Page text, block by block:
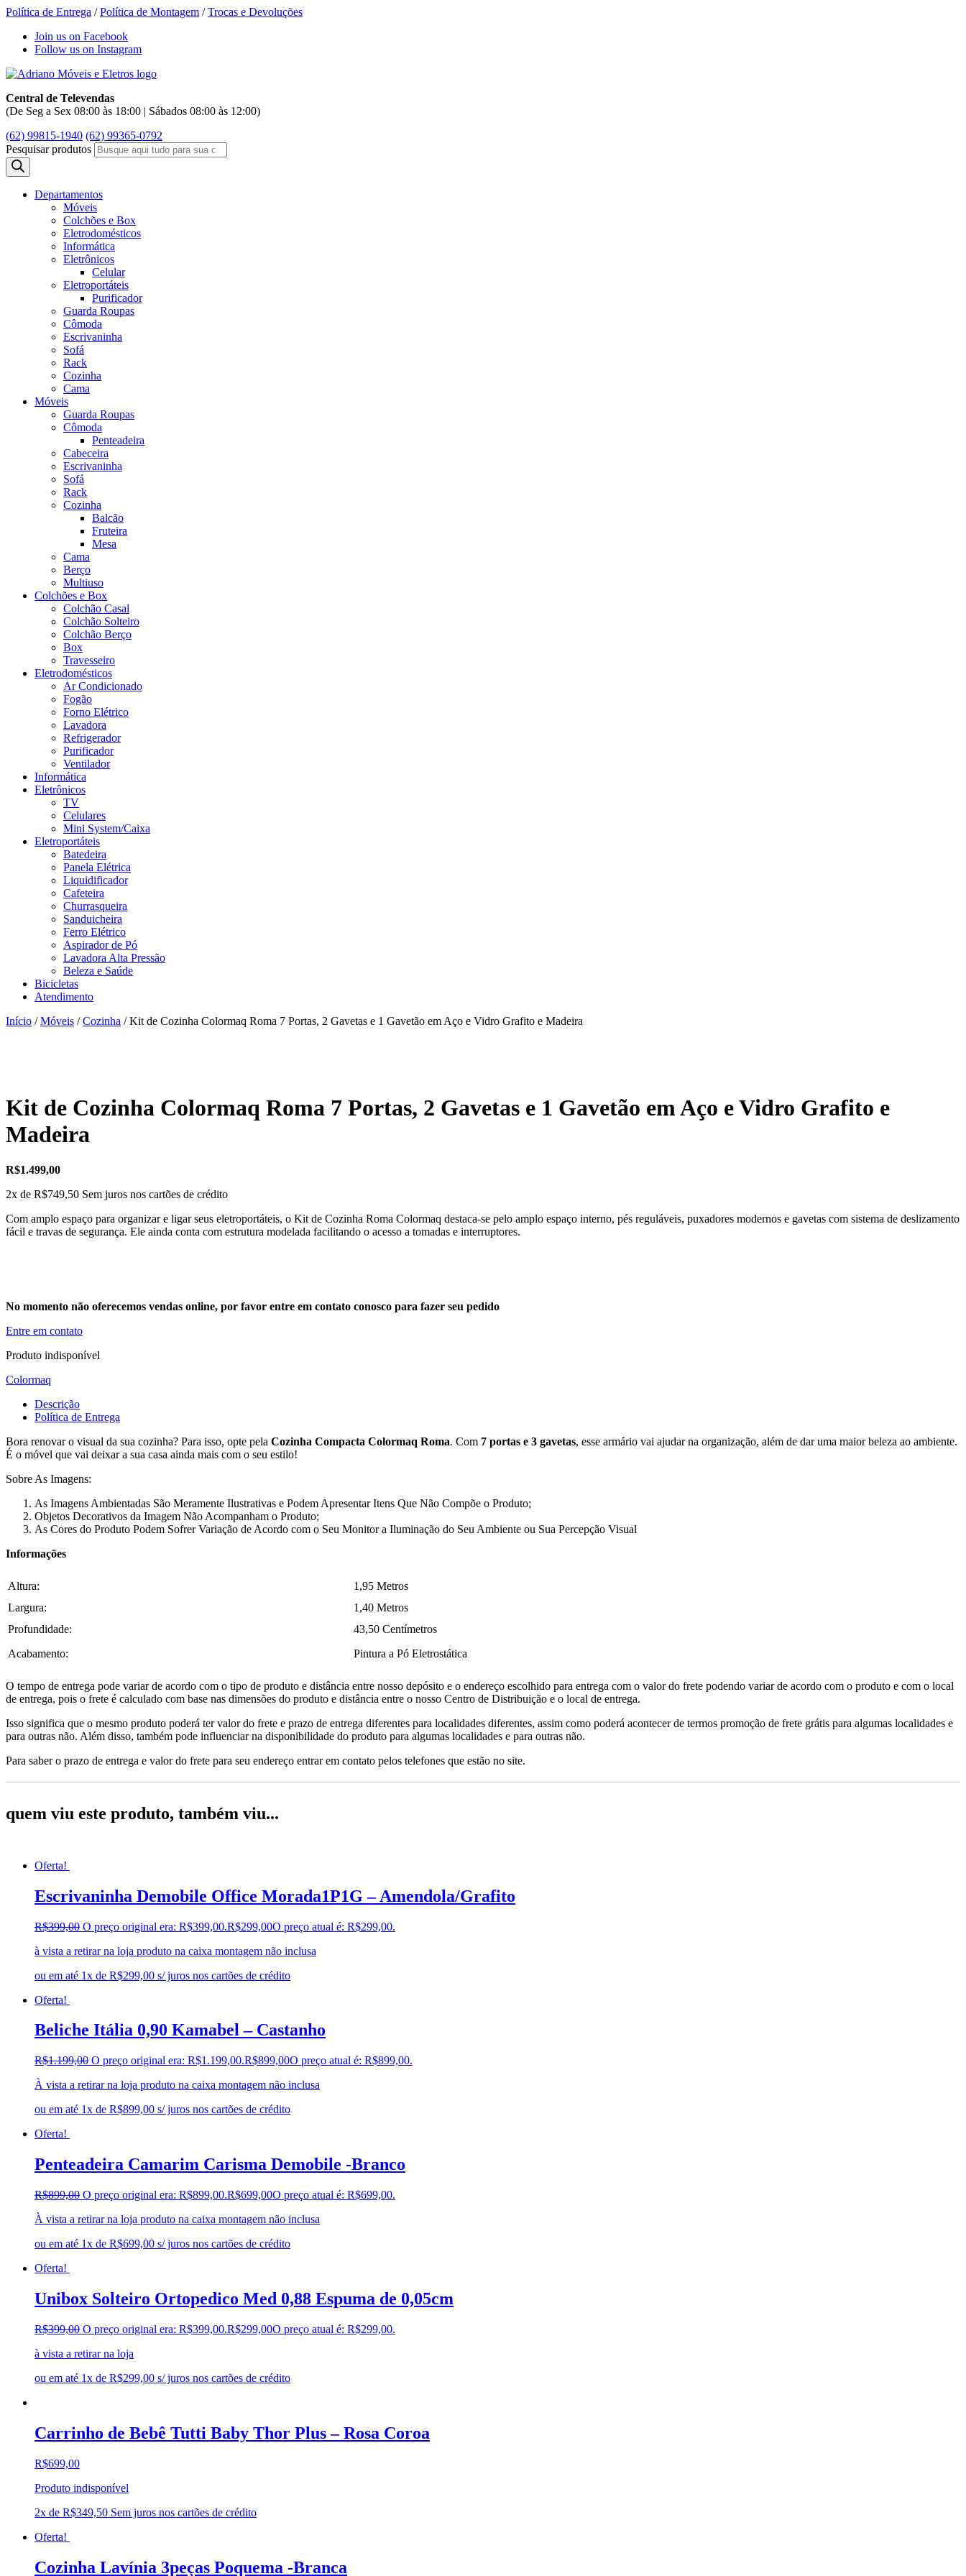
Política de Entrega /Política de Montagem /Trocas e Devoluções
Join us on Facebook
Follow us on Instagram
Central de Televendas
(De Seg a Sex 08:00 às 18:00 | Sábados 08:00 às 12:00)
(62) 99815-1940 (62) 99365-0792
Pesquisar produtos
Departamentos
Móveis
Colchões e Box
Eletrodomésticos
Informática
Eletrônicos
Celular
Eletroportáteis
Purificador
Guarda Roupas
Cômoda
Escrivaninha
Sofá
Rack
Cozinha
Cama
Móveis
Guarda Roupas
Cômoda
Penteadeira
Cabeceira
Escrivaninha
Sofá
Rack
Cozinha
Balcão
Fruteira
Mesa
Cama
Berço
Multiuso
Colchões e Box
Colchão Casal
Colchão Solteiro
Colchão Berço
Box
Travesseiro
Eletrodomésticos
Ar Condicionado
Fogão
Forno Elétrico
Lavadora
Refrigerador
Purificador
Ventilador
Informática
Eletrônicos
TV
Celulares
Mini System/Caixa
Eletroportáteis
Batedeira
Panela Elétrica
Liquidificador
Cafeteira
Churrasqueira
Sanduicheira
Ferro Elétrico
Aspirador de Pó
Lavadora Alta Pressão
Beleza e Saúde
Bicicletas
Atendimento
Início /Móveis /Cozinha / Kit de Cozinha Colormaq Roma 7 Portas, 2 Gavetas e 1 Gavetão em Aço e Vidro Grafito e Madeira
Kit de Cozinha Colormaq Roma 7 Portas, 2 Gavetas e 1 Gavetão em Aço e Vidro Grafito e
Madeira
R$1.499,00
2x de R$749,50 Sem juros nos cartões de crédito
Com amplo espaço para organizar e ligar seus eletroportáteis, o Kit de Cozinha Roma Colormaq destaca-se pelo amplo espaço interno, pés reguláveis, puxadores modernos e gavetas com sistema de deslizamento
fácil e travas de segurança. Ele ainda conta com estrutura modelada facilitando o acesso a tomadas e interruptores.
No momento não oferecemos vendas online, por favor entre em contato conosco para fazer seu pedido
Entre em contato
Produto indisponível
Colormaq
Descrição
Política de Entrega
Bora renovar o visual da sua cozinha? Para isso, opte pela Cozinha Compacta Colormaq Roma. Com 7 portas e 3 gavetas, esse armário vai ajudar na organização, além de dar uma maior beleza ao ambiente.
É o móvel que vai deixar a sua casa ainda mais com o seu estilo!
Sobre As Imagens:
As Imagens Ambientadas São Meramente Ilustrativas e Podem Apresentar Itens Que Não Compõe o Produto;
Objetos Decorativos da Imagem Não Acompanham o Produto;
As Cores do Produto Podem Sofrer Variação de Acordo com o Seu Monitor a Iluminação do Seu Ambiente ou Sua Percepção Visual
Informações
Altura:
1,95 Metros
Largura:
1,40 Metros
Profundidade:
43,50 Centímetros
Acabamento:
Pintura a Pó Eletrostática
O tempo de entrega pode variar de acordo com o tipo de produto e distância entre nosso depósito e o endereço escolhido para entrega com o valor do frete podendo variar de acordo com o produto e com o local
de entrega, pois o frete é calculado com base nas dimensões do produto e distância entre o nosso Centro de Distribuição e o local de entrega.
Isso significa que o mesmo produto poderá ter valor do frete e prazo de entrega diferentes para localidades diferentes, assim como poderá acontecer de termos promoção de frete grátis para algumas localidades e
para outras não. Além disso, também pode influenciar na disponibilidade do produto para algumas localidades e para outras não.
Para saber o prazo de entrega e valor do frete para seu endereço entrar em contato pelos telefones que estão no site.
quem viu este produto, também viu...
Oferta!
Escrivaninha Demobile Office Morada1P1G – Amendola/Grafito
R$399,00 O preço original era: R$399,00.R$299,00O preço atual é: R$299,00.
à vista a retirar na loja produto na caixa montagem não inclusa
ou em até 1x de R$299,00 s/ juros nos cartões de crédito
Oferta!
Beliche Itália 0,90 Kamabel – Castanho
R$1.199,00 O preço original era: R$1.199,00.R$899,00O preço atual é: R$899,00.
À vista a retirar na loja produto na caixa montagem não inclusa
ou em até 1x de R$899,00 s/ juros nos cartões de crédito
Oferta!
Penteadeira Camarim Carisma Demobile -Branco
R$899,00 O preço original era: R$899,00.R$699,00O preço atual é: R$699,00.
À vista a retirar na loja produto na caixa montagem não inclusa
ou em até 1x de R$699,00 s/ juros nos cartões de crédito
Oferta!
Unibox Solteiro Ortopedico Med 0,88 Espuma de 0,05cm
R$399,00 O preço original era: R$399,00.R$299,00O preço atual é: R$299,00.
à vista a retirar na loja
ou em até 1x de R$299,00 s/ juros nos cartões de crédito
Carrinho de Bebê Tutti Baby Thor Plus – Rosa Coroa
R$699,00
Produto indisponível
2x de R$349,50 Sem juros nos cartões de crédito
Oferta!
Cozinha Lavínia 3peças Poquema -Branca